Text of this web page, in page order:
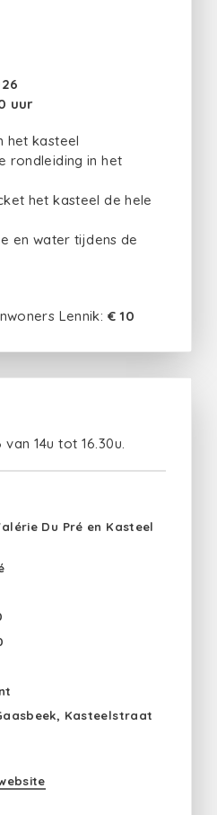
uur
het kasteel
rondleiding in het
het kasteel de hele
en water tijdens de
Lennik: € 10
14u tot 16.30u.
Du Pré en Kasteel
Kasteelstraat